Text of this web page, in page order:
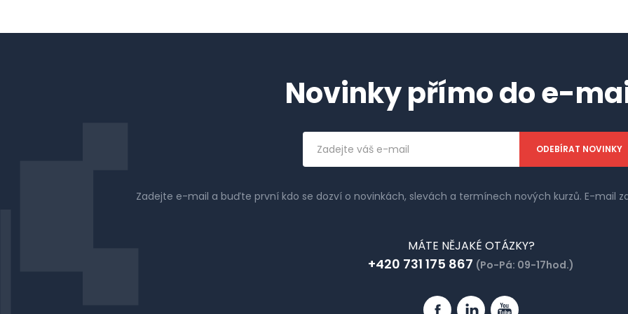
Novinky přímo do e-
Emailová
adresa
Zadejte e-mail a buďte první kdo se dozví o novinkách, slevách a termínech nových kurzů. E-mail
MÁTE NĚJAKÉ OTÁZKY?
+420 731 175 867 (Po-Pá: 09-17hod.)